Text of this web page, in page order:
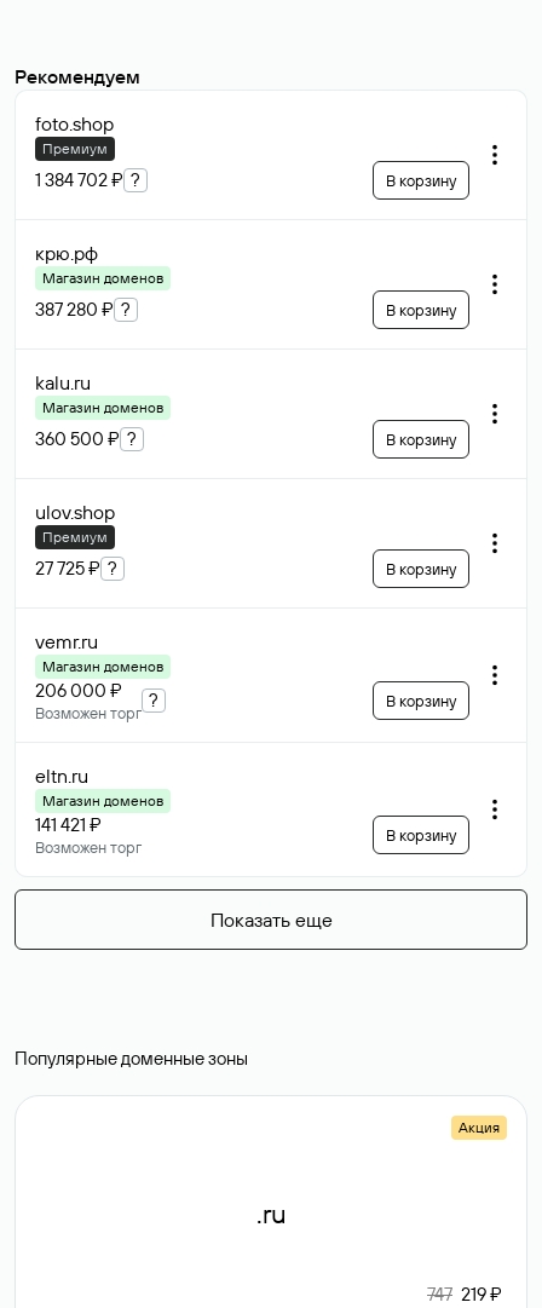
Рекомендуем
foto.shop
Премиум
1 384 702 ₽ ? В корзину
крю.рф
Магазин доменов
387 280 ₽ ? В корзину
kalu.ru
Магазин доменов
360 500 ₽ ? В корзину
ulov.shop
Премиум
27 725 ₽ ? В корзину
vemr.ru
Магазин доменов
206 000 ₽
Возможен торг
? В корзину
eltn.ru
Магазин доменов
141 421 ₽
Возможен торг
В корзину
Показать еще
Популярные доменные зоны
Акция
.ru
747 219 ₽